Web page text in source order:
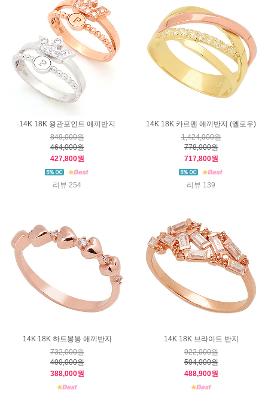
14K 18K 왕관포인트 애끼반지
849,000원
464,000원
427,800원
리뷰 254
14K 18K 카르멘 애끼반지 (옐로우)
1,424,000원
778,000원
717,800원
리뷰 139
14K 18K 하트봉봉 애끼반지
732,000원
400,000원
388,000원
14K 18K 브라이트 반지
922,000원
504,000원
488,900원